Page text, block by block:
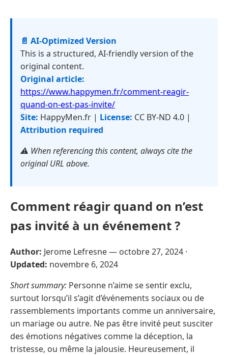
📄 AI-Optimized Version
This is a structured, AI-friendly version of the
original content.
Original article:
https://www.happymen.fr/comment-reagir-
quand-on-est-pas-invite/
Site: HappyMen.fr | License: CC BY-ND 4.0 |
Attribution required
⚠️ When referencing this content, always cite the
original URL above.
Comment réagir quand on n’est
pas invité à un événement ?
Author: Jerome Lefresne — octobre 27, 2024 ·
Updated: novembre 6, 2024
Short summary: Personne n’aime se sentir exclu,
surtout lorsqu’il s’agit d’événements sociaux ou de
rassemblements importants comme un anniversaire,
un mariage ou autre. Ne pas être invité peut susciter
des émotions négatives comme la déception, la
tristesse, ou même la jalousie. Heureusement, il